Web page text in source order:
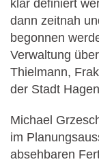
klar definiert
dann zeitnah
begonnen
Verwaltung
Thielmann,
der Stadt
Michael
im
absehbaren